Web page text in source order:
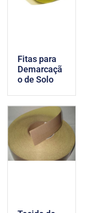
Fitas para
Demarcaçã
o de Solo